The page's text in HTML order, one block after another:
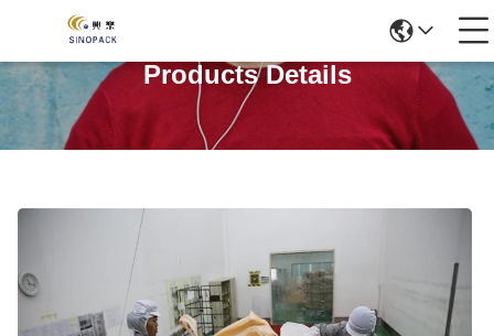
Products Details